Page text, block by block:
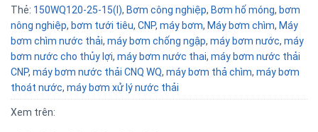
Thẻ: 150WQ120-25-15(I), Bơm công nghiệp, Bơm hố móng, bơm
nông nghiệp, bơm tưới tiêu, CNP, máy bơm, Máy bơm chìm, Máy
bơm chìm nước thải, máy bơm chống ngập, máy bơm nước, máy
bơm nước cho thủy lợi, máy bơm nước thai, máy bơm nước thải
CNP, máy bơm nước thải CNQ WQ, máy bơm thả chìm, máy bơm
thoát nước, máy bơm xử lý nước thải
Xem trên: